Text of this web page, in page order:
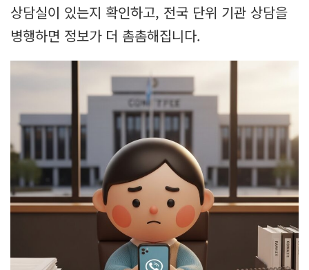
상담실이 있는지 확인하고, 전국 단위 기관 상담을
병행하면 정보가 더 촘촘해집니다.